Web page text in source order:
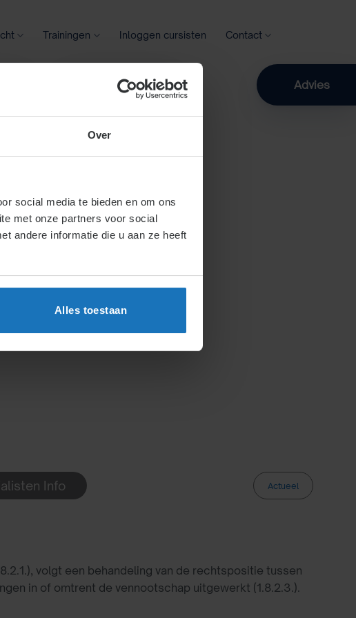
Over
social media te bieden en om ons
met onze partners voor social
andere informatie die u aan ze heeft
Alles toestaan
Trainingen Inloggen cursisten Contact
Zoeken Advies
Info Actueel
volgt een behandeling van de rechtspositie tussen
in of omtrent de vennootschap uitgewerkt (1.8.2.3.).